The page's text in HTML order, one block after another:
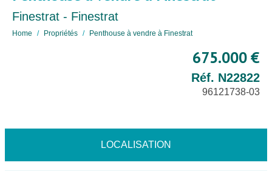
Finestrat - Finestrat
Home Propriétés Penthouse à vendre à Finestrat
675.000 €
Réf. N22822
96121738-03
LOCALISATION